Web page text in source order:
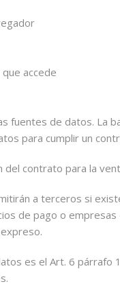
accede
fuentes de datos. La
para cumplir un
del contrato para la
a terceros si
de pago o
es el Art. 6 párrafo